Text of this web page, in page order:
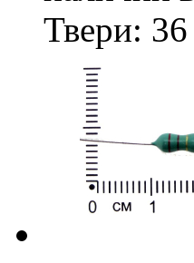
Твери: